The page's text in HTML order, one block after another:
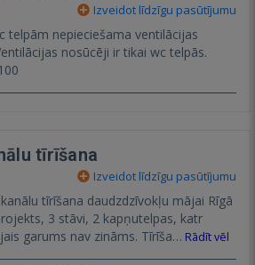
Izveidot līdzīgu pasūtījumu
telpām nepieciešama ventilācijas
nosūcēji ir tikai wc telpās.
tīrīšana
Izveidot līdzīgu pasūtījumu
tīrīšana daudzdzīvokļu mājai Rīgā
3 stāvi, 2 kapņutelpas, katr
garums nav zināms. Tīrīša… Rādīt vēl